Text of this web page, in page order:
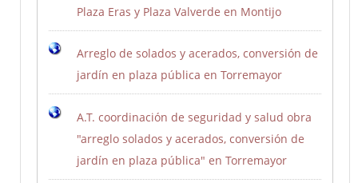
Plaza Eras y Plaza Valverde en Montijo
Arreglo de solados y acerados, conversión de
jardín en plaza pública en Torremayor
A.T. coordinación de seguridad y salud obra
"arreglo solados y acerados, conversión de
jardín en plaza pública" en Torremayor